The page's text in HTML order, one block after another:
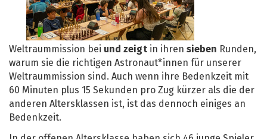
Weltraummission bei und zeigt in ihren sieben Runden,
warum sie die richtigen Astronaut*innen für unserer
Weltraummission sind. Auch wenn ihre Bedenkzeit mit
60 Minuten plus 15 Sekunden pro Zug kürzer als die der
anderen Altersklassen ist, ist das dennoch einiges an
Bedenkzeit.